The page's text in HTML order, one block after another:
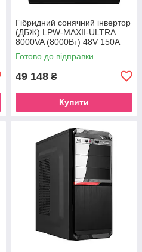
Гібридний сонячний інвертор
(ДБЖ) LPW-MAXII-ULTRA
8000VA (8000Вт) 48V 150A
MPPT 90-450V ON-OFF GRID
Уцінка
Готово до відправки
49 148 ₴
Купити